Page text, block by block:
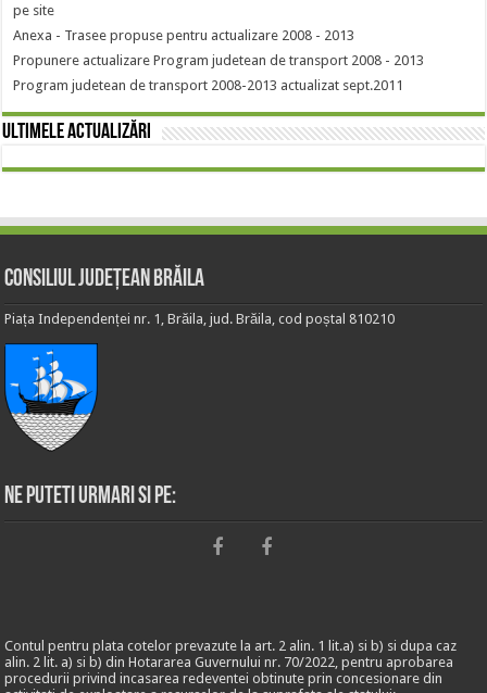
pe site
Anexa - Trasee propuse pentru actualizare 2008 - 2013
Propunere actualizare Program judetean de transport 2008 - 2013
Program judetean de transport 2008-2013 actualizat sept.2011
Ultimele actualizări
Consiliul Județean Brăila
Piața Independenței nr. 1, Brăila, jud. Brăila, cod poștal 810210
Ne puteti urmari si pe:
Contul pentru plata cotelor prevazute la art. 2 alin. 1 lit.a) si b) si dupa caz
alin. 2 lit. a) si b) din Hotararea Guvernului nr. 70/2022, pentru aprobarea
procedurii privind incasarea redeventei obtinute prin concesionare din